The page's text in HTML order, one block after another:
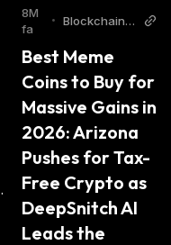
L
Z
S
T
A
:
8M
fa
•
BlockchainR
Best Meme
Coins to Buy for
Massive Gains in
2026: Arizona
Pushes for Tax-
Free Crypto as
DeepSnitch AI
Leads the